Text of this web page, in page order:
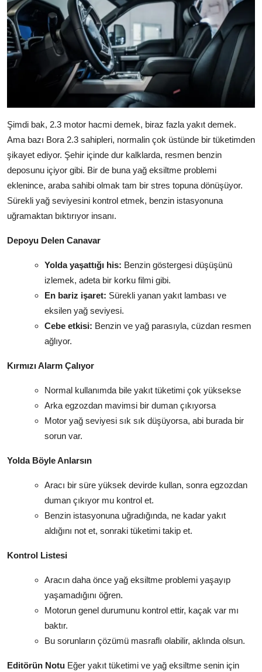
Şimdi bak, 2.3 motor hacmi demek, biraz fazla yakıt demek.
Ama bazı Bora 2.3 sahipleri, normalin çok üstünde bir tüketimden
şikayet ediyor. Şehir içinde dur kalklarda, resmen benzin
deposunu içiyor gibi. Bir de buna yağ eksiltme problemi
eklenince, araba sahibi olmak tam bir stres topuna dönüşüyor.
Sürekli yağ seviyesini kontrol etmek, benzin istasyonuna
uğramaktan bıktırıyor insanı.
Depoyu Delen Canavar
Yolda yaşattığı his: Benzin göstergesi düşüşünü
izlemek, adeta bir korku filmi gibi.
En bariz işaret: Sürekli yanan yakıt lambası ve
eksilen yağ seviyesi.
Cebe etkisi: Benzin ve yağ parasıyla, cüzdan resmen
ağlıyor.
Kırmızı Alarm Çalıyor
Normal kullanımda bile yakıt tüketimi çok yüksekse
Arka egzozdan mavimsi bir duman çıkıyorsa
Motor yağ seviyesi sık sık düşüyorsa, abi burada bir
sorun var.
Yolda Böyle Anlarsın
Aracı bir süre yüksek devirde kullan, sonra egzozdan
duman çıkıyor mu kontrol et.
Benzin istasyonuna uğradığında, ne kadar yakıt
aldığını not et, sonraki tüketimi takip et.
Kontrol Listesi
Aracın daha önce yağ eksiltme problemi yaşayıp
yaşamadığını öğren.
Motorun genel durumunu kontrol ettir, kaçak var mı
baktır.
Bu sorunların çözümü masraflı olabilir, aklında olsun.
Editörün Notu Eğer yakıt tüketimi ve yağ eksiltme senin için